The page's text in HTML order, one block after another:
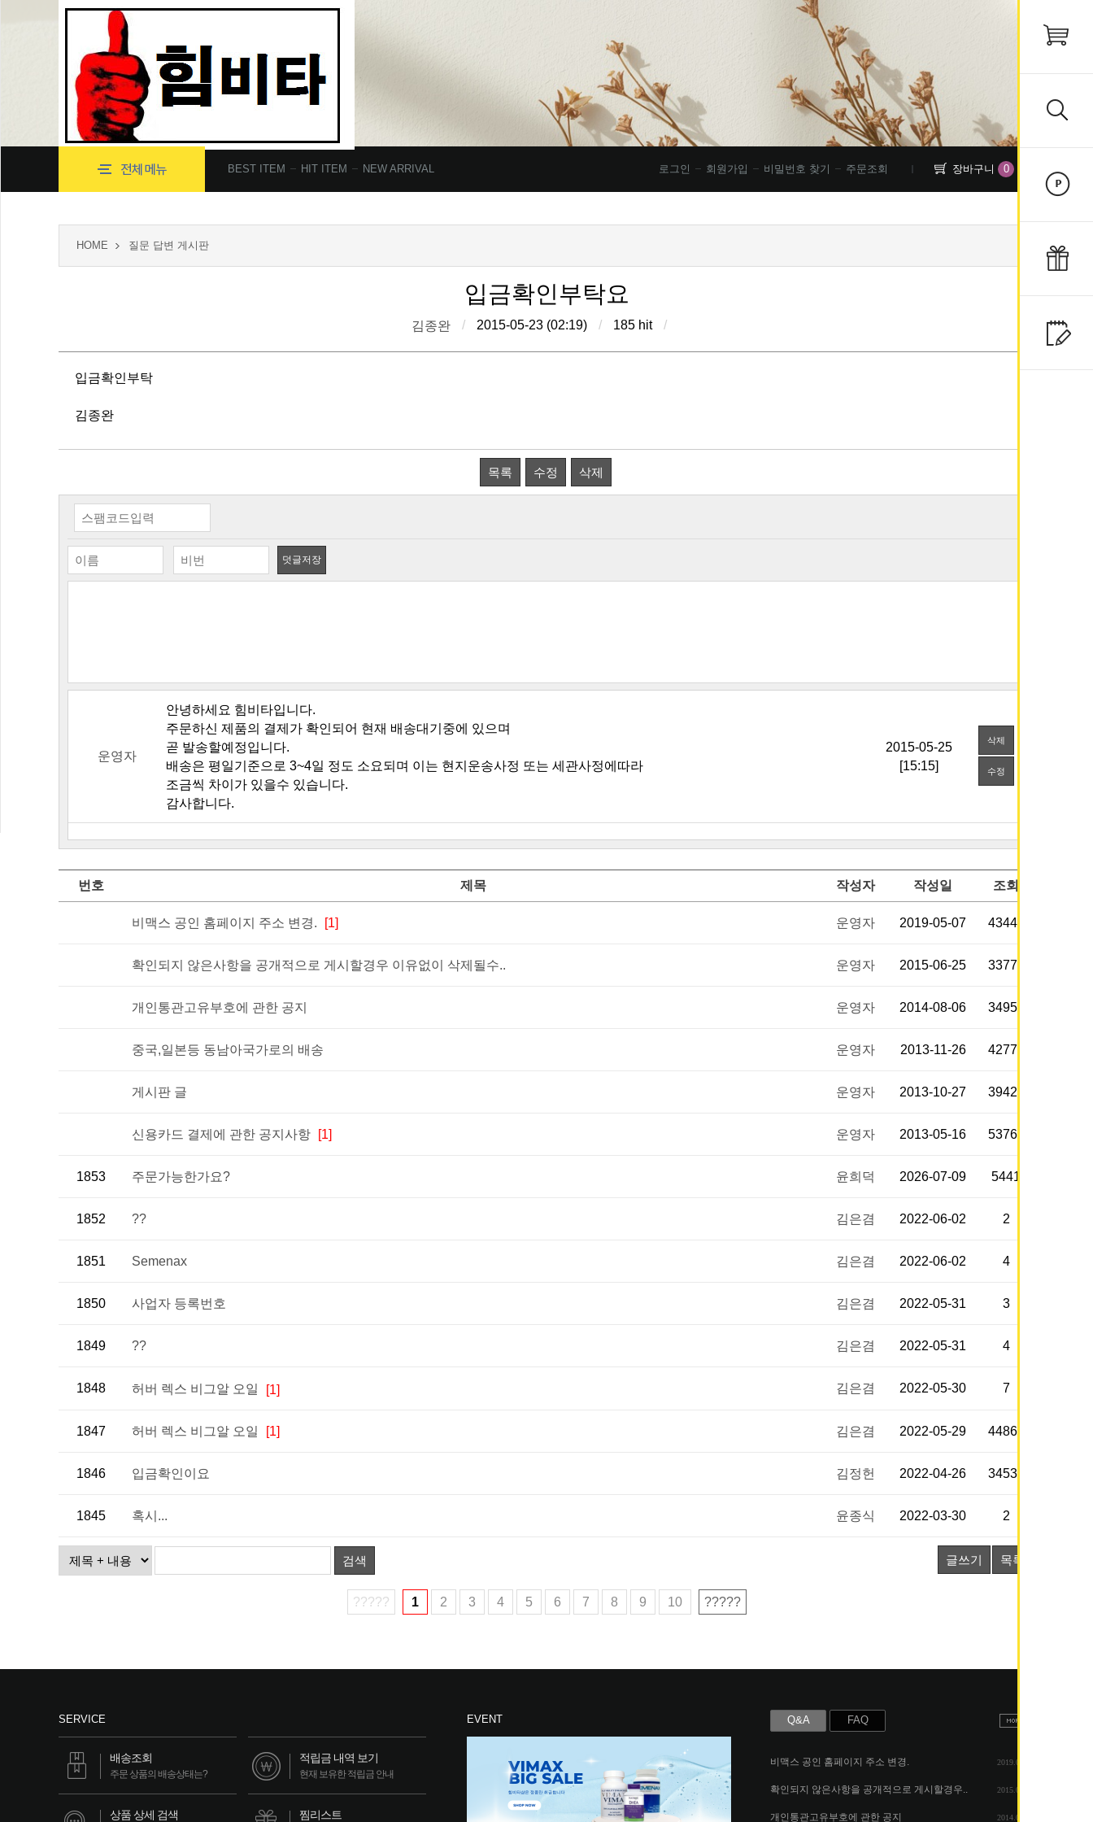
BEST ITEM HIT ITEM NEW ARRIVAL 장바구니 0
주문조회
비밀번호 찾기
회원가입
로그인
HOME 질문 답변 게시판
입금확인부탁요
김종완 / 2015-05-23 (02:19) / 185 hit /
입금확인부탁
김종완
목록 수정 삭제
덧글저장
운영자
안녕하세요 힘비타입니다.
주문하신 제품의 결제가 확인되어 현재 배송대기중에 있으며
곧 발송할예정입니다.
배송은 평일기준으로 3~4일 정도 소요되며 이는 현지운송사정 또는 세관사정에따라
조금씩 차이가 있을수 있습니다.
감사합니다.
[15:15]
삭제
수정
번호 제목 작성자 작성일 조회
비맥스 공인 홈페이지 주소 변경. [1] 운영자 2019-05-07 43449
확인되지 않은사항을 공개적으로 게시할경우 이유없이 삭제될수.. 운영자 2015-06-25 33774
개인통관고유부호에 관한 공지 운영자 2014-08-06 34950
중국,일본등 동남아국가로의 배송 운영자 2013-11-26 42770
게시판 글 운영자 2013-10-27 39429
신용카드 결제에 관한 공지사항 [1] 운영자 2013-05-16 53766
1853 주문가능한가요? 윤희덕 2026-07-09 5441
1852 ?? 김은겸 2022-06-02 2
1851 Semenax 김은겸 2022-06-02 4
1850 사업자 등록번호 김은겸 2022-05-31 3
1849 ?? 김은겸 2022-05-31 4
1848 허버 렉스 비그알 오일 [1] 김은겸 2022-05-30 7
1847 허버 렉스 비그알 오일 [1] 김은겸 2022-05-29 44863
1846 입금확인이요 김정헌 2022-04-26 34536
1845 혹시... 윤종식 2022-03-30 2
검색 글쓰기 목록
????? 1 2 3 4 5 6 7 8 9 10 ?????
SERVICE
배송조회
주문 상품의 배송상태는?
적립금 내역 보기
현재 보유한 적립금 안내
상품 상세 검색 찜리스트
EVENT Q&A FAQ
비맥스 공인 홈페이지 주소 변경. 2019.05.07
확인되지 않은사항을 공개적으로 게시할경우.. 2015.06.25
개인통관고유부호에 관한 공지 2014.08.06